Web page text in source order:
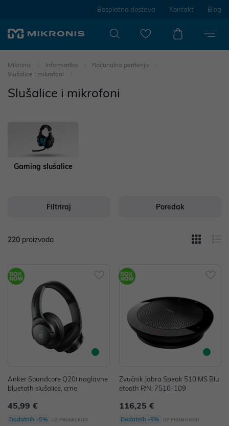
Besplatna dostava Kontakt Blog
Mikronis Informatika
Računalna periferija
Slušalice i mikrofoni
Slušalice i mikrofoni
Gaming slušalice
Filtriraj Poredak
220 proizvoda
Anker Soundcore Q20i naglavne
bluetoth slušalice, crne
45,99 €
Dodatnih -5% uz PROMO KOD
Zvučnik Jabra Speak 510 MS Blu
etooth P/N: 7510-109
116,25 €
Dodatnih -5% uz PROMO KOD